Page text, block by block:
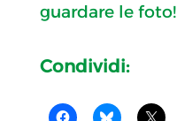
guardare le foto!
Condividi: